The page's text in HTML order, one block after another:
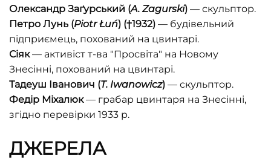
Олександр Заґурський (A. Zagurski) — скульптор.
Петро Лунь (Piotr Łuń) (†1932) — будівельний
підприємець, похований на цвинтарі.
Сіяк— активіст т-ва "Просвіта" на Новому
Знесінні, похований на цвинтарі.
Тадеуш Іванович (T. Iwanowicz) — скульптор.
Федір Міхалюк— грабар цвинтаря на Знесінні,
згідно перевірки 1933 р.
ДЖЕРЕЛА